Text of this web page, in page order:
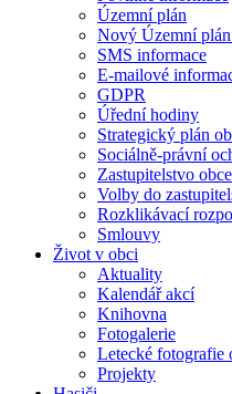
Územní plán
Nový Územní
SMS informace
E-mailové
GDPR
Úřední hodiny
Strategický plán
Sociálně-právní
Zastupitelstvo obce
Volby do
Rozklikávací
Smlouvy
Život v obci
Aktuality
Kalendář akcí
Knihovna
Fotogalerie
Letecké fotografie
Projekty